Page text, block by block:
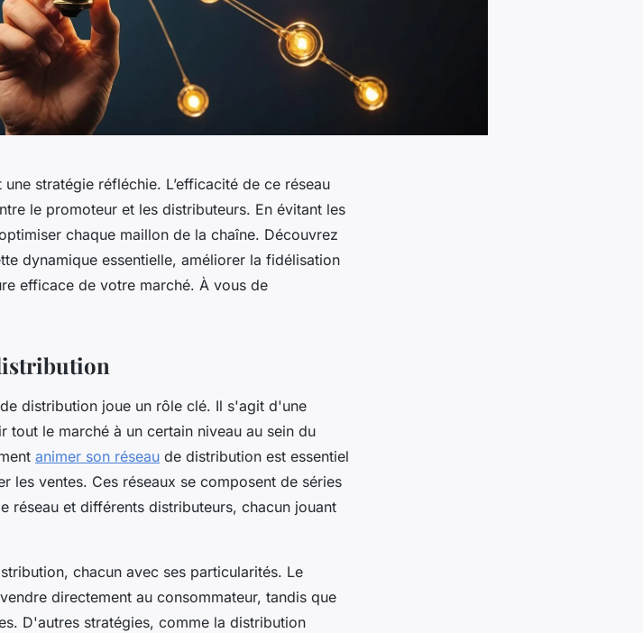
stratégie réfléchie. L’efficacité de ce réseau
le promoteur et les distributeurs. En évitant les
chaque maillon de la chaîne. Découvrez
dynamique essentielle, améliorer la fidélisation
efficace de votre marché. À vous de
distribution joue un rôle clé. Il s'agit d'une
le marché à un certain niveau au sein du
animer son réseau de distribution est essentiel
les ventes. Ces réseaux se composent de séries
réseau et différents distributeurs, chacun jouant
chacun avec ses particularités. Le
directement au consommateur, tandis que
D'autres stratégies, comme la distribution